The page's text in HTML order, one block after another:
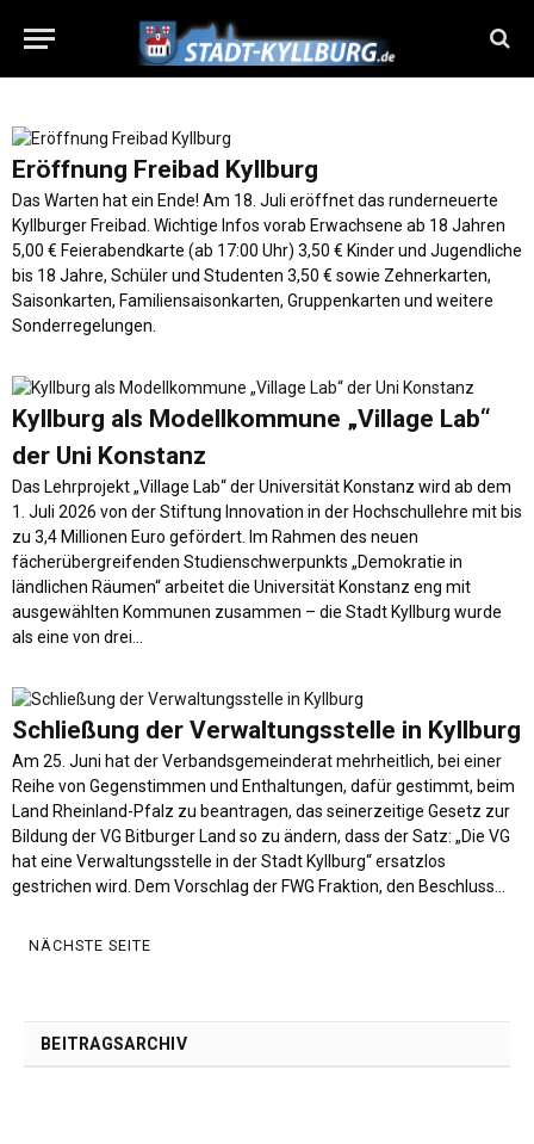
Eröffnung Freibad Kyllburg
Das Warten hat ein Ende! Am 18. Juli eröffnet das runderneuerte
Kyllburger Freibad. Wichtige Infos vorab Erwachsene ab 18 Jahren
5,00 € Feierabendkarte (ab 17:00 Uhr) 3,50 € Kinder und Jugendliche
bis 18 Jahre, Schüler und Studenten 3,50 € sowie Zehnerkarten,
Saisonkarten, Familiensaisonkarten, Gruppenkarten und weitere
Sonderregelungen.
Kyllburg als Modellkommune „Village Lab“
der Uni Konstanz
Das Lehrprojekt „Village Lab“ der Universität Konstanz wird ab dem
1. Juli 2026 von der Stiftung Innovation in der Hochschullehre mit bis
zu 3,4 Millionen Euro gefördert. Im Rahmen des neuen
fächerübergreifenden Studienschwerpunkts „Demokratie in
ländlichen Räumen“ arbeitet die Universität Konstanz eng mit
ausgewählten Kommunen zusammen – die Stadt Kyllburg wurde
als eine von drei…
Schließung der Verwaltungsstelle in Kyllburg
Am 25. Juni hat der Verbandsgemeinderat mehrheitlich, bei einer
Reihe von Gegenstimmen und Enthaltungen, dafür gestimmt, beim
Land Rheinland-Pfalz zu beantragen, das seinerzeitige Gesetz zur
Bildung der VG Bitburger Land so zu ändern, dass der Satz: „Die VG
hat eine Verwaltungsstelle in der Stadt Kyllburg“ ersatzlos
gestrichen wird. Dem Vorschlag der FWG Fraktion, den Beschluss…
NÄCHSTE SEITE
BEITRAGSARCHIV